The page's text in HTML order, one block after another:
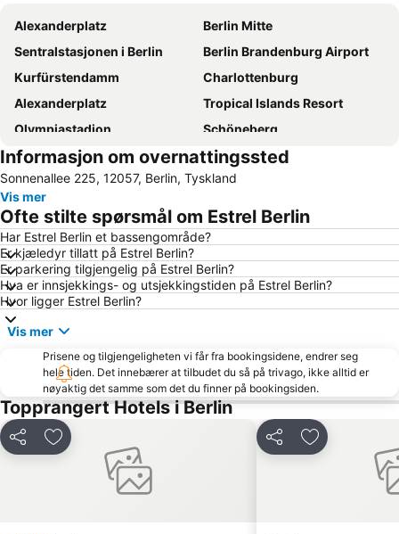
Alexanderplatz
Berlin Mitte
Sentralstasjonen i Berlin
Berlin Brandenburg Airport
Kurfürstendamm
Charlottenburg
Alexanderplatz
Tropical Islands Resort
Olympiastadion
Schöneberg
Kreuzberg
Uber Arena
Brandenburger Tor
Hauptbahnhof Metro Station
Prenzlauer Berg
Tiergarten
Friedrichshain
Potsdamer Platz
Charlottenburg-Wilmersdorf
Checkpoint Charlie
Neukölln
WeihnachtsZauber Gendarmenmarkt
Bahnhof Friedrichstraße
Zoo Berlin
Friedrichshain-Kreuzberg
Friedrichstraße
Wittenbergplatz
Bahnhof Hackescher Markt
KaDeWe
Max-Schmeling-Halle
Messe Berlin Messegelände
Nollendorfplatz Metro Station
Bahnhof Zoologischer Garten
Informasjon om overnattingssted
Sonnenallee 225, 12057, Berlin, Tyskland
Vis mer
Ofte stilte spørsmål om Estrel Berlin
Har Estrel Berlin et bassengområde?
Er kjæledyr tillatt på Estrel Berlin?
Er parkering tilgjengelig på Estrel Berlin?
Hva er innsjekkings- og utsjekkingstiden på Estrel Berlin?
Hvor ligger Estrel Berlin?
Vis mer
Prisene og tilgjengeligheten vi får fra bookingsidene, endrer seg
hele tiden. Det innebærer at tilbudet du så på trivago, ikke alltid er
nøyaktig det samme som det du finner på bookingsiden.
Topprangert Hotels i Berlin
Del Legg til i favoritter Del Legg til i